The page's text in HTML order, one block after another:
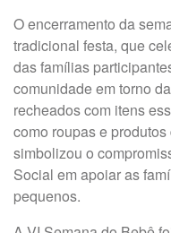
O encerramento da
tradicional festa, que
das famílias
comunidade em torno
recheados com itens
como roupas e
simbolizou o
Social em apoiar as
pequenos.